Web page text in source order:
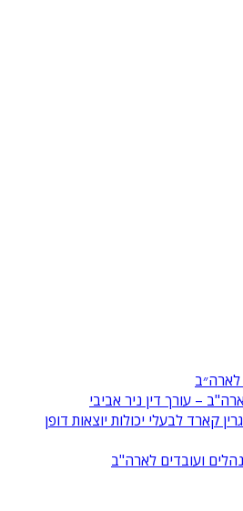
ויזת EB-1/O1 גרין קארד לבעלי יכולות יוצאות דופן